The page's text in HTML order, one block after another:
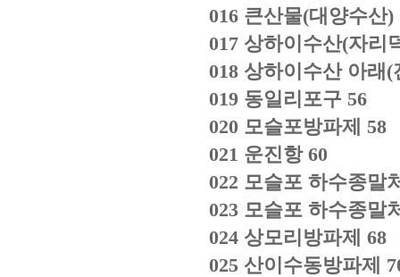
016 큰산물(대양수산)
017 상하이수산(자리
018 상하이수산 아래 (
019 동일리포구 56
020 모슬포방파제 58
021 운진항 60
022 모슬포 하수종말
023 모슬포 하수종말
024 상모리방파제 68
025 산이수동방파제